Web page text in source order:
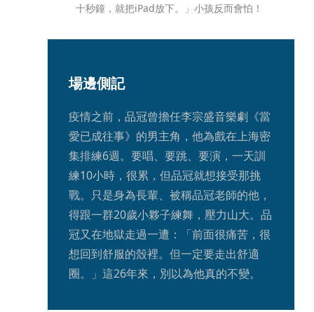
十秒鐘，就把iPad放下。」小孩反而會怕！
場邊側記
疫情之前，品冠曾擔任李宗盛音樂劇《當
愛已成往事》的男主角，他為戲在上海密
集排練6週。要唱、要跳、要演，一天訓
練10小時，很累，但品冠就想接受那挑
戰。只是身為長輩、被稱品冠老師的他，
得跟一群20歲小夥子練舞，壓力山大。品
冠又在地獄走過一遭：「前面很痛苦，很
想回到舒服的殼裡。但一定要走出舒適
圈。」這26年來，別以為他真的不變。